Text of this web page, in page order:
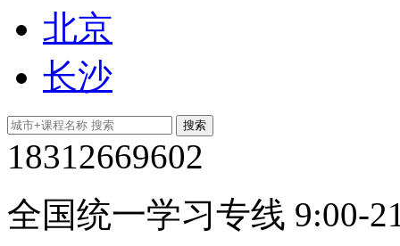
北京
长沙
18312669602
全国统一学习专线 9:00-